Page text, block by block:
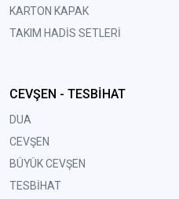
KARTON KAPAK
TAKIM HADİS SETLERİ
CEVŞEN - TESBİHAT
DUA
CEVŞEN
BÜYÜK CEVŞEN
TESBİHAT